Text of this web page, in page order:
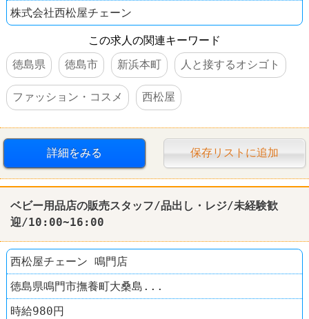
株式会社西松屋チェーン
この求人の関連キーワード
徳島県
徳島市 新浜本町 人と接するオシゴト
ファッション・コスメ 西松屋
詳細をみる 保存リストに追加
ベビー用品店の販売スタッフ/品出し・レジ/未経験歓
迎/10:00~16:00
西松屋チェーン 鳴門店
徳島県鳴門市撫養町大桑島...
時給980円